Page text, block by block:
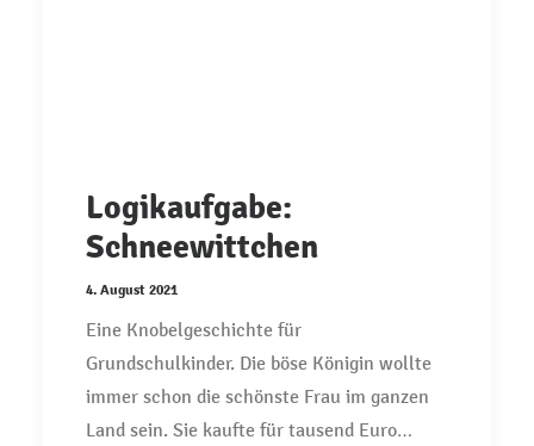
Logikaufgabe:
Schneewittchen
4. August 2021
Eine Knobelgeschichte für
Grundschulkinder. Die böse Königin wollte
immer schon die schönste Frau im ganzen
Land sein. Sie kaufte für tausend Euro…